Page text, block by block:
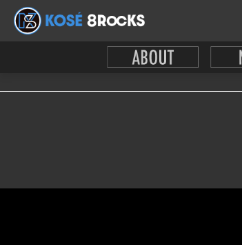
テストです。壁紙ダウンロードのテストテキストです。
このサイトについて